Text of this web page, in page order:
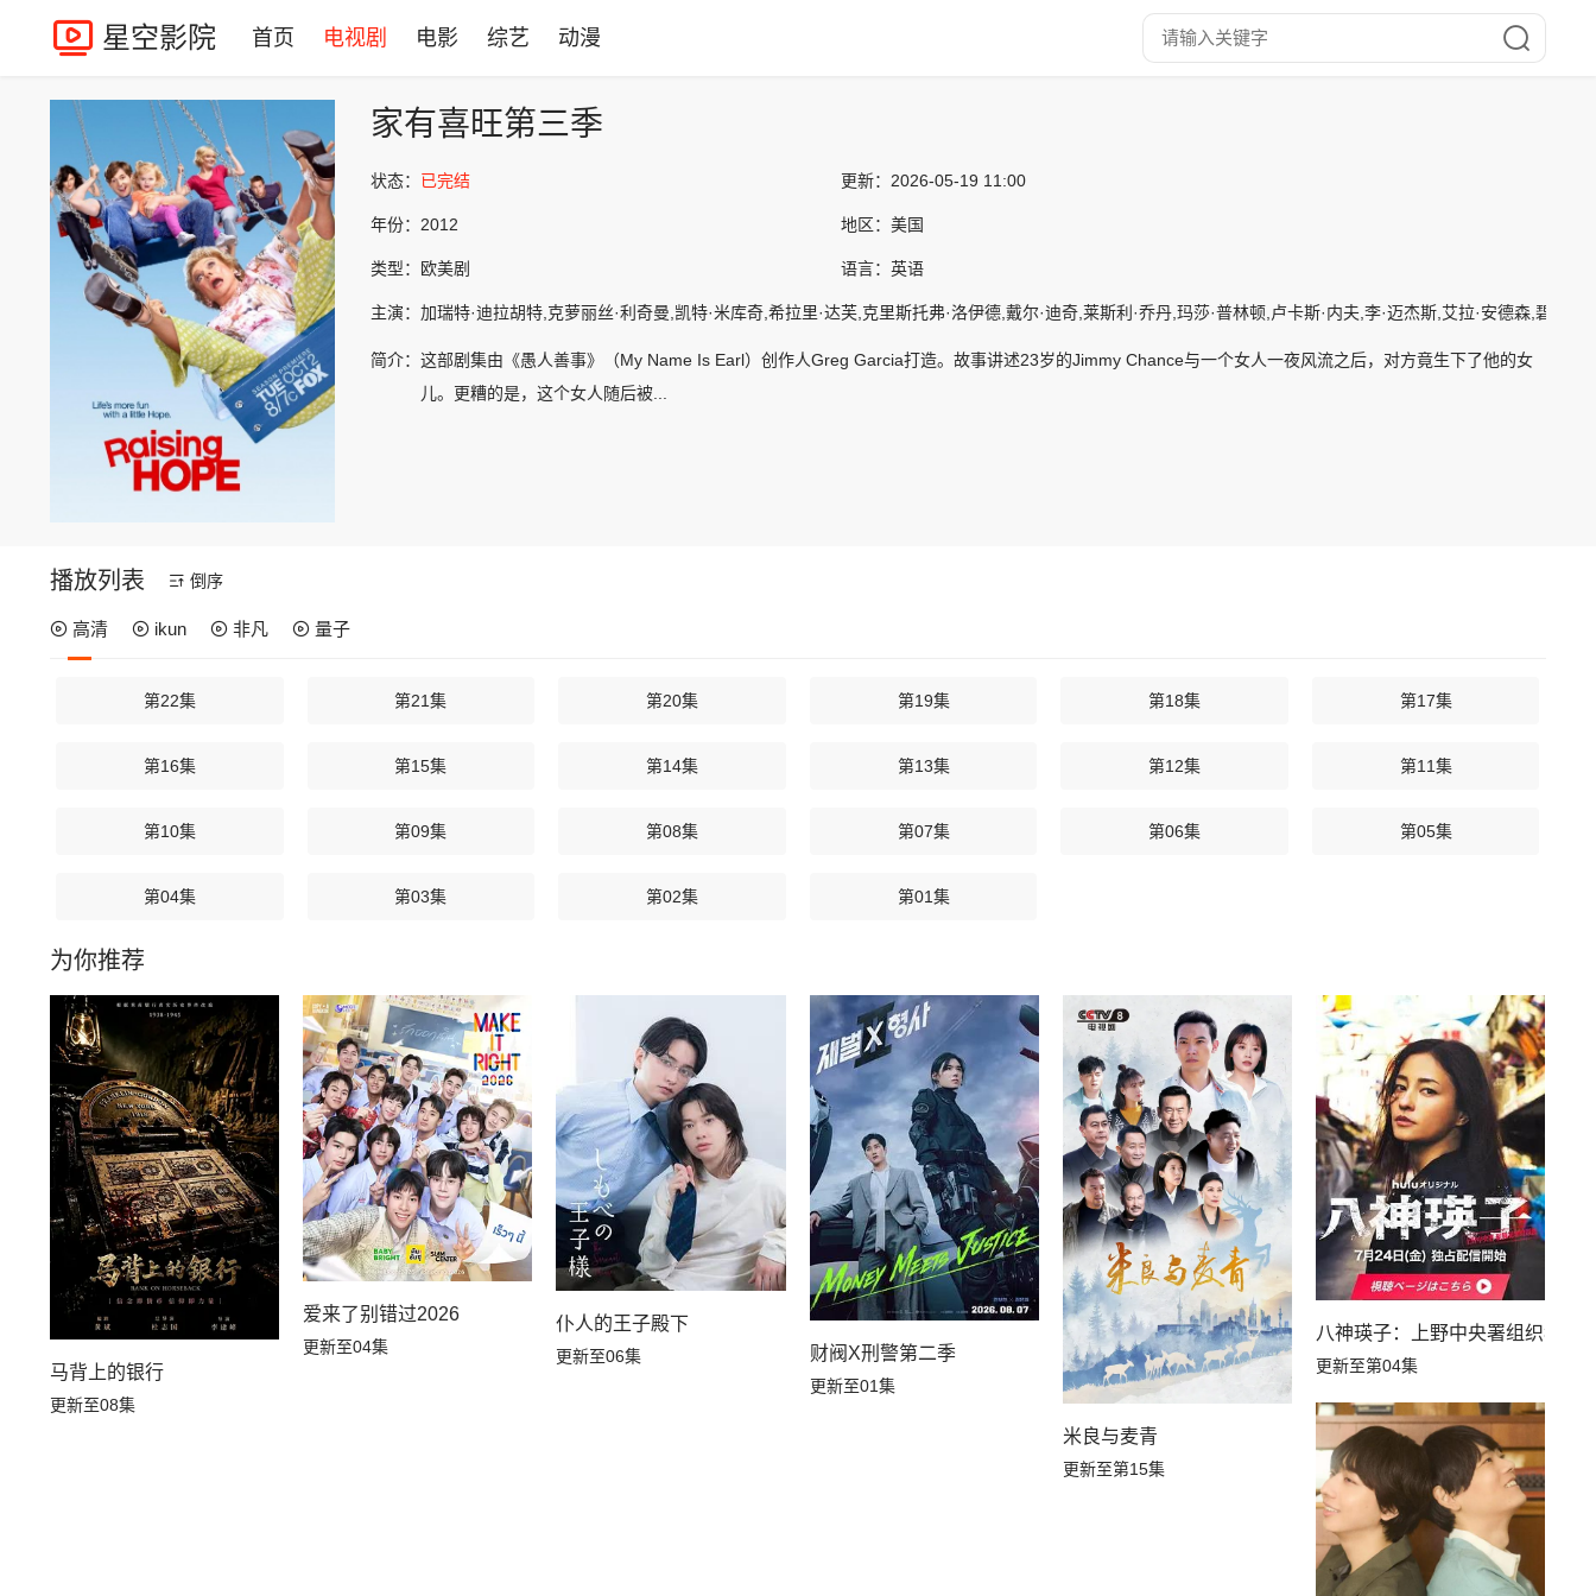
星空影院 首页 电视剧 电影 综艺 动漫
家有喜旺第三季
状态： 已完结 更新： 2026-05-19 11:00
年份： 2012 地区： 美国
类型： 欧美剧 语言： 英语
主演： 加瑞特·迪拉胡特,克萝丽丝·利奇曼,凯特·米库奇,希拉里·达芙,克里斯托弗·洛伊德,戴尔·迪奇,莱斯利·乔丹,玛莎·普林顿,卢卡斯·内夫,李·迈杰斯,艾拉·安德森,碧悠
简介： 这部剧集由《愚人善事》（My Name Is Earl）创作人Greg Garcia打造。故事讲述23岁的Jimmy Chance与一个女人一夜风流之后，对方竟生下了他的女
儿。更糟的是，这个女人随后被...
播放列表 倒序
高清 ikun 非凡 量子
第22集 第21集 第20集 第19集 第18集 第17集
第16集 第15集 第14集 第13集 第12集 第11集
第10集 第09集 第08集 第07集 第06集 第05集
第04集 第03集 第02集 第01集
为你推荐
马背上的银行
更新至08集
爱来了别错过2026
更新至04集
仆人的王子殿下
更新至06集 财阀X刑警第二季
更新至01集
米良与麦青
更新至第15集
八神瑛子：上野中央署组织犯罪
更新至第04集